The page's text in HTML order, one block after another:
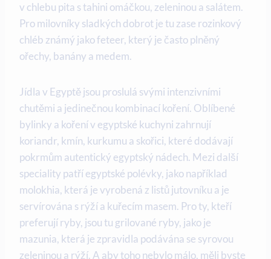
v chlebu pita s tahini omáčkou, zeleninou a salátem.
Pro milovníky sladkých dobrot je tu zase rozinkový
chléb známý jako feteer, který je často plněný
ořechy, banány a medem.
Jídla v Egyptě jsou proslulá svými intenzivními
chutěmi a jedinečnou kombinací koření. Oblíbené
bylinky a koření v egyptské kuchyni zahrnují
koriandr, kmín, kurkumu a skořici, které dodávají
pokrmům autentický egyptský nádech. Mezi další
speciality patří egyptské polévky, jako například
molokhia, která je vyrobená z listů jutovníku a je
servírována s rýží a kuřecím masem. Pro ty, kteří
preferují ryby, jsou tu grilované ryby, jako je
mazunia, která je zpravidla podávána se syrovou
zeleninou a rýží. A aby toho nebylo málo, měli byste